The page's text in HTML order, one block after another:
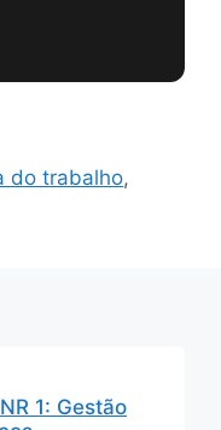
do trabalho,
1: Gestão